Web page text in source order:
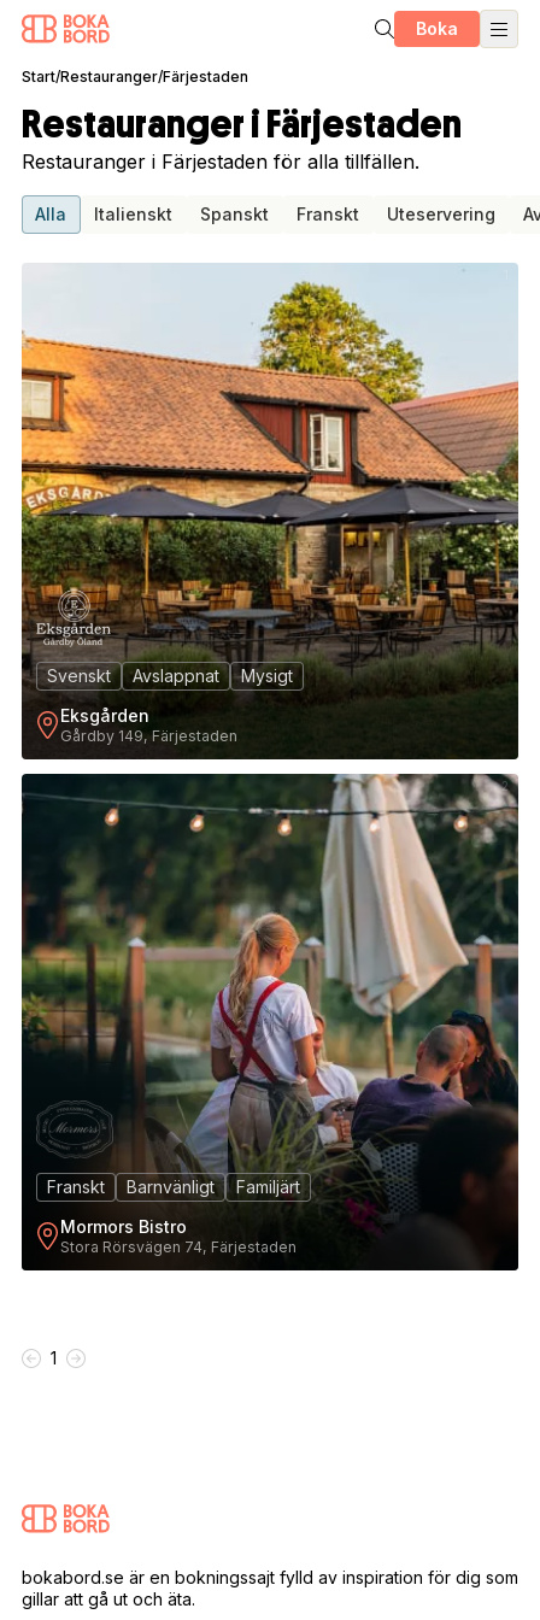
Boka
Start/Restauranger/Färjestaden
Restauranger i Färjestaden
Restauranger i Färjestaden för alla tillfällen.
Alla Italienskt Spanskt Franskt Uteservering
Svenskt Avslappnat
Mysigt
Eksgården
Gårdby 149, Färjestaden
2
Franskt Barnvänligt
Familjärt
Mormors Bistro
Stora Rörsvägen 74, Färjestaden
1
bokabord.se är en bokningssajt fylld av inspiration för dig som
gillar att gå ut och äta.